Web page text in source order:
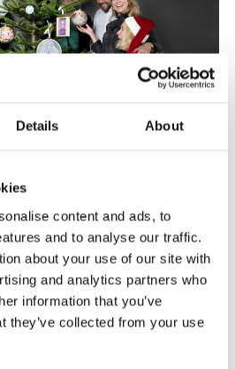
Details About
content and ads, to
and to analyse our traffic.
about your use of our site with
and analytics partners who
information that you’ve
they’ve collected from your use
FOR
RØDE KORS
familie og venner skabt noget